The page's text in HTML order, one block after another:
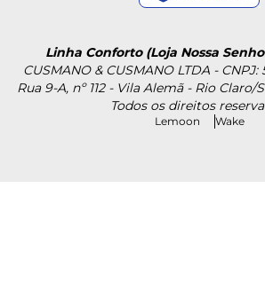
Linha Conforto (Loja Nossa
CUSMANO & CUSMANO LTDA - CNPJ:
Rua 9-A, nº 112 - Vila Alemã - Rio Claro/
Todos os direitos
Lemoon Wake